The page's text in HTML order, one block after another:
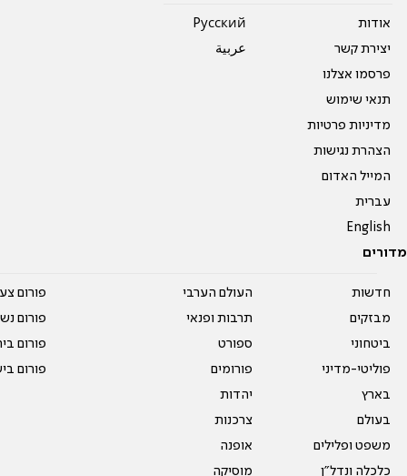
אודות
יצירת קשר
פרסמו אצלנו
תנאי שימוש
מדיניות פרטיות
הצהרת נגישות
המייל האדום
עברית
English
Pусский
عربية
מדורים
חדשות
מבזקים
ביטחוני
פוליטי-מדיני
בארץ
בעולם
משפט ופלילים
כלכלה ונדל"ן
העולם הערבי
תרבות ופנאי
ספורט
פורומים
יהדות
צרכנות
אופנה
מוסיקה
פורום
פורום
פורום
פורום